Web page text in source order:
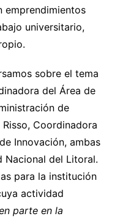
emprendimientos
universitario,
sobre el tema
del Área de
de
Coordinadora
Innovación, ambas
Nacional del Litoral.
para la institución
actividad
parte en la